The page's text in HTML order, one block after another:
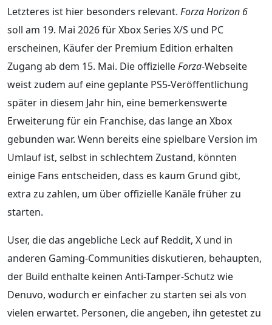
Letzteres ist hier besonders relevant. Forza Horizon 6
soll am 19. Mai 2026 für Xbox Series X/S und PC
erscheinen, Käufer der Premium Edition erhalten
Zugang ab dem 15. Mai. Die offizielleForza-Webseite
weist zudem auf eine geplante PS5-Veröffentlichung
später in diesem Jahr hin, eine bemerkenswerte
Erweiterung für ein Franchise, das lange an Xbox
gebunden war. Wenn bereits eine spielbare Version im
Umlauf ist, selbst in schlechtem Zustand, könnten
einige Fans entscheiden, dass es kaum Grund gibt,
extra zu zahlen, um über offizielle Kanäle früher zu
starten.
User, die das angebliche Leck auf Reddit, X und in
anderen Gaming-Communities diskutieren, behaupten,
der Build enthalte keinen Anti-Tamper-Schutz wie
Denuvo, wodurch er einfacher zu starten sei als von
vielen erwartet. Personen, die angeben, ihn getestet zu